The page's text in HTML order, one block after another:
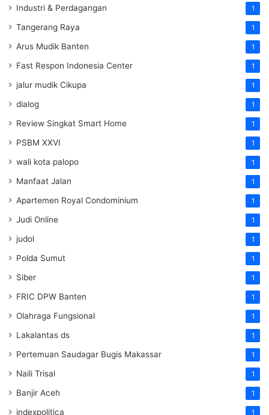
Industri & Perdagangan 1
Tangerang Raya 1
Arus Mudik Banten 1
Fast Respon Indonesia Center 1
jalur mudik Cikupa 1
dialog 1
Review Singkat Smart Home 1
PSBM XXVI 1
wali kota palopo 1
Manfaat Jalan 1
Apartemen Royal Condominium 1
Judi Online 1
judol 1
Polda Sumut 1
Siber 1
FRIC DPW Banten 1
Olahraga Fungsional 1
Lakalantas ds 1
Pertemuan Saudagar Bugis Makassar 1
Naili Trisal 1
Banjir Aceh 1
indexpolitica 1